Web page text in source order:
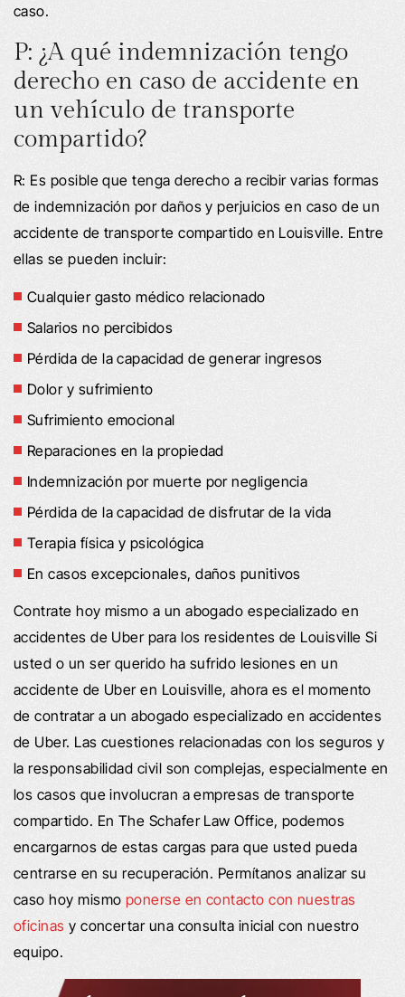
caso.
P: ¿A qué indemnización tengo
derecho en caso de accidente en
un vehículo de transporte
compartido?
R: Es posible que tenga derecho a recibir varias formas
de indemnización por daños y perjuicios en caso de un
accidente de transporte compartido en Louisville. Entre
ellas se pueden incluir:
Cualquier gasto médico relacionado
Salarios no percibidos
Pérdida de la capacidad de generar ingresos
Dolor y sufrimiento
Sufrimiento emocional
Reparaciones en la propiedad
Indemnización por muerte por negligencia
Pérdida de la capacidad de disfrutar de la vida
Terapia física y psicológica
En casos excepcionales, daños punitivos
Contrate hoy mismo a un abogado especializado en
accidentes de Uber para los residentes de Louisville Si
usted o un ser querido ha sufrido lesiones en un
accidente de Uber en Louisville, ahora es el momento
de contratar a un abogado especializado en accidentes
de Uber. Las cuestiones relacionadas con los seguros y
la responsabilidad civil son complejas, especialmente en
los casos que involucran a empresas de transporte
compartido. En The Schafer Law Office, podemos
encargarnos de estas cargas para que usted pueda
centrarse en su recuperación. Permítanos analizar su
caso hoy mismo ponerse en contacto con nuestras
oficinas y concertar una consulta inicial con nuestro
equipo.